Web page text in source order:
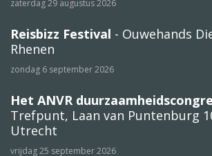
zaterdag 29 augustus 2026
Reisbizz Festival - Ouwehands
Rhenen
zondag 6 september 2026
Het ANVR
Trefpunt, Laan van Puntenburg
Utrecht
vrijdag 25 september 2026